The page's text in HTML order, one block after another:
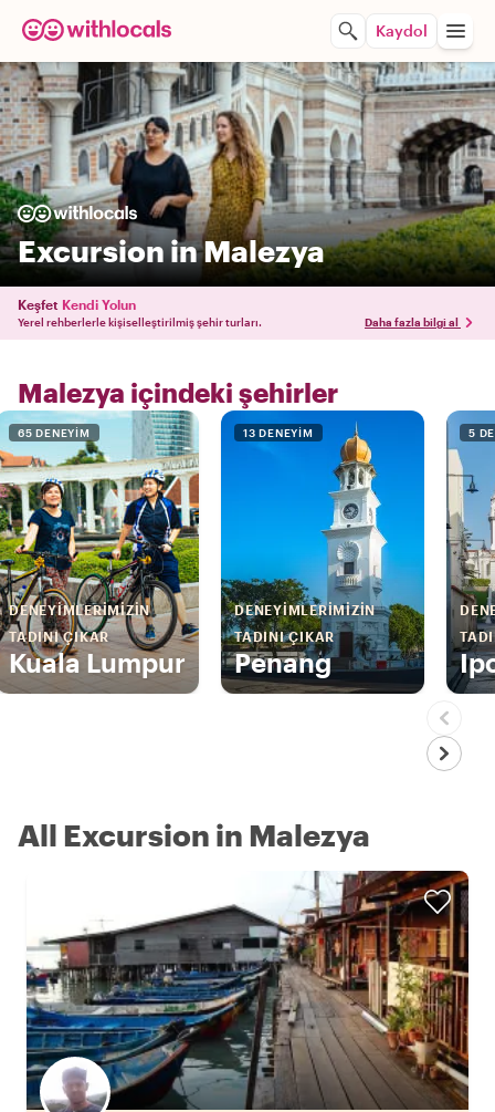
Kaydol
Excursion in Malezya
Keşfet Kendi Yolun
Yerel rehberlerle kişiselleştirilmiş şehir turları. Daha fazla bilgi al
Malezya içindeki şehirler
65 DENEYIM
DENEYIMLERIMIZIN
TADINI ÇIKAR
Kuala Lumpur
13 DENEYIM
DENEYIMLERIMIZIN
TADINI ÇIKAR
Penang
5
All Excursion in Malezya